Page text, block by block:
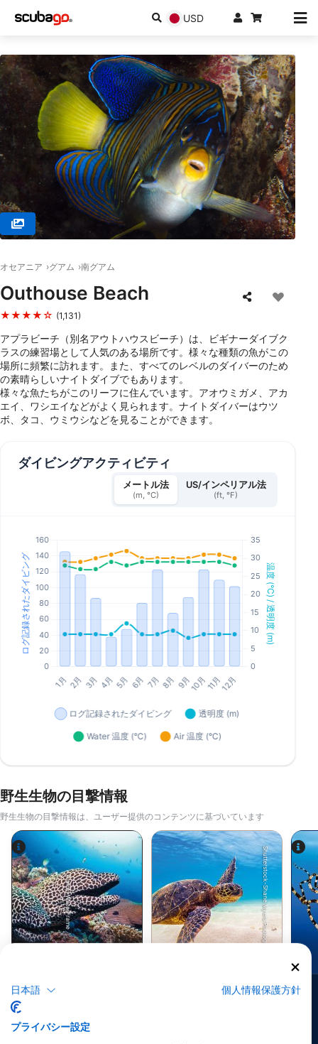
USD
オセアニア グアム 南グアム
Outhouse Beach
★★★★☆ (1,131)
アプラビーチ（別名アウトハウスビーチ）は、ビギナーダイブク
ラスの練習場として人気のある場所です。様々な種類の魚がこの
場所に頻繁に訪れます。また、すべてのレベルのダイバーのため
の素晴らしいナイトダイブでもあります。
様々な魚たちがこのリーフに住んでいます。アオウミガメ、アカ
エイ、ワシエイなどがよく見られます。ナイトダイバーはウツ
ボ、タコ、ウミウシなどを見ることができます。
ダイビングアクティビティ
メートル法
(m, °C)
US/インペリアル法
(ft, °F)
野生生物の目撃情報
野生生物の目撃情報は、ユーザー提供のコンテンツに基づいています
Alamy-WaterFrame
36
Shutterstock-Shane Myers Photography
目撃例
日本語 個人情報保護方針
プライバシー設定